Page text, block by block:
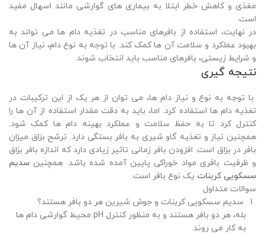
مغذی و کاهش خطر ابتلا به بیماری های گوارشی مانند اسهال مفید
است.
در نهایت، استفاده از بافرهای مناسب در تغذیه دام ها می تواند به
بهبود عملکرد و سلامت آن ها کمک کند. با توجه به نوع دام، نیاز آن ها
و شرایط زیستی، بافرهای مناسب باید انتخاب شوند.
نتیجه گیری
با توجه به نوع و نیاز دام ها، می توان از هر یک از این ترکیبات در
تغذیه دام ها استفاده کرد. اما، باید به دقت مقدار استفاده از آن ها را
کنترل کرد تا به حفظ سلامت و عملکرد بهینه دام ها کمک شود.
همچنین نیاز و تغذیه گاو شیری به بافر بستگی دارد. ترشح بزاق میزان
بافر در بزاق است. افزودن بافر زمانی تاثیر زیادی دارد که اندازه بافر بزاق
و ظرفیت بافری مواد خوراکی پایین آمده شده باشد. همچنین سدیم
سسکویی کربنات یک نوع بافر است.
سوالات متداول
سدیم سسکویی کربنات و جوش شیرین هر دو بافر هستند؟
بله، هر دو بافر هستند و به منظور کنترل pH محیط گوارشی دام ها
به کار می روند.